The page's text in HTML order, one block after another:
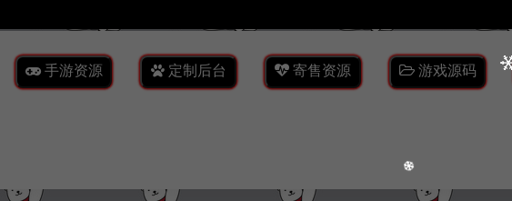
手游资源 定制后台 寄售资源 游戏源码